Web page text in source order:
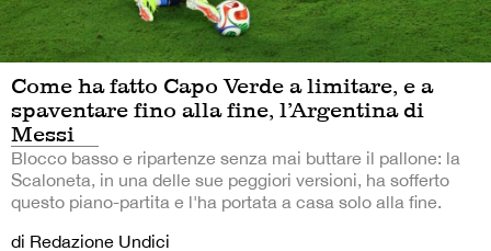
Come ha fatto Capo Verde a limitare, e a
spaventare fino alla fine, l’Argentina di
Messi
Blocco basso e ripartenze senza mai buttare il pallone: la
Scaloneta, in una delle sue peggiori versioni, ha sofferto
questo piano-partita e l'ha portata a casa solo alla fine.
di Redazione Undici